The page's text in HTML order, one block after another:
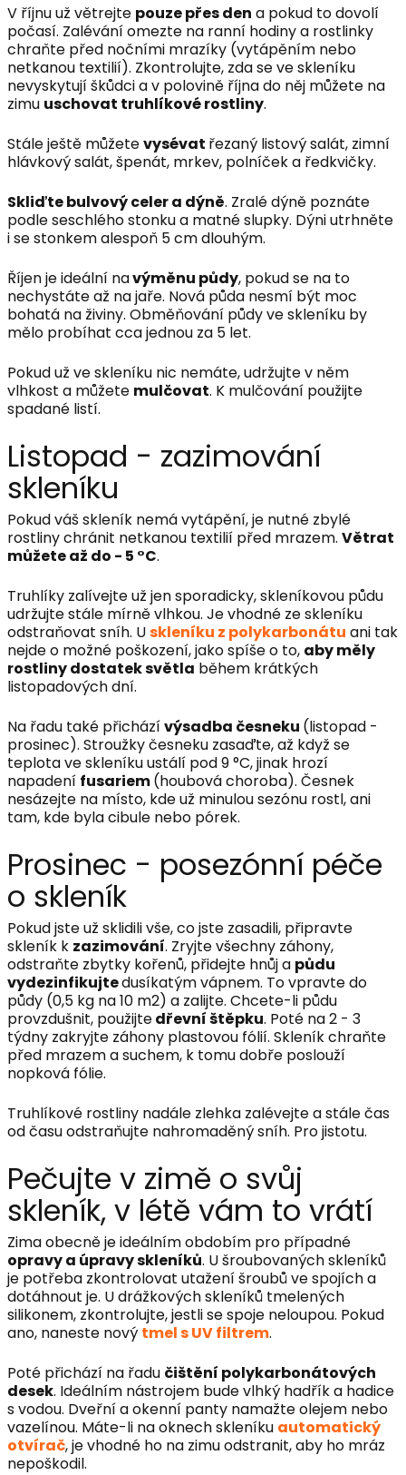
V říjnu už větrejte pouze přes den a pokud to dovolí
počasí. Zalévání omezte na ranní hodiny a rostlinky
chraňte před nočními mrazíky (vytápěním nebo
netkanou textilií). Zkontrolujte, zda se ve skleníku
nevyskytují škůdci a v polovině října do něj můžete na
zimu uschovat truhlíkové rostliny.
Stále ještě můžetevysévat řezaný listový salát, zimní
hlávkový salát, špenát, mrkev, polníček a ředkvičky.
Skliďte bulvový celer a dýně. Zralé dýně poznáte
podle seschlého stonku a matné slupky. Dýni utrhněte
i se stonkem alespoň 5 cm dlouhým.
Říjen je ideální navýměnu půdy, pokud se na to
nechystáte až na jaře. Nová půda nesmí být moc
bohatá na živiny. Obměňování půdy ve skleníku by
mělo probíhat cca jednou za 5 let.
Pokud už ve skleníku nic nemáte, udržujte v něm
vlhkost a můžete mulčovat. K mulčování použijte
spadané listí.
Listopad - zazimování
skleníku
Pokud váš skleník nemá vytápění, je nutné zbylé
rostliny chránit netkanou textilií před mrazem. Větrat
můžete až do - 5 °C.
Truhlíky zalívejte už jen sporadicky, skleníkovou půdu
udržujte stále mírně vlhkou. Je vhodné ze skleníku
odstraňovat sníh. Uskleníku z polykarbonátu ani tak
nejde o možné poškození, jako spíše o to, aby měly
rostliny dostatek světla během krátkých
listopadových dní.
Na řadu také přicházívýsadba česneku (listopad -
prosinec). Stroužky česneku zasaďte, až když se
teplota ve skleníku ustálí pod 9 °C, jinak hrozí
napadení fusariem(houbová choroba). Česnek
nesázejte na místo, kde už minulou sezónu rostl, ani
tam, kde byla cibule nebo pórek.
Prosinec - posezónní péče
o skleník
Pokud jste už sklidili vše, co jste zasadili, připravte
skleník k zazimování. Zryjte všechny záhony,
odstraňte zbytky kořenů, přidejte hnůj a půdu
vydezinfikujtedusíkatým vápnem. To vpravte do
půdy (0,5 kg na 10 m2) a zalijte. Chcete-li půdu
provzdušnit, použijtedřevní štěpku. Poté na 2 - 3
týdny zakryjte záhony plastovou fólií. Skleník chraňte
před mrazem a suchem, k tomu dobře poslouží
nopková fólie.
Truhlíkové rostliny nadále zlehka zalévejte a stále čas
od času odstraňujte nahromaděný sníh. Pro jistotu.
Pečujte v zimě o svůj
skleník, v létě vám to vrátí
Zima obecně je ideálním obdobím pro případné
opravy a úpravy skleníků. U šroubovaných skleníků
je potřeba zkontrolovat utažení šroubů ve spojích a
dotáhnout je. U drážkových skleníků tmelených
silikonem, zkontrolujte, jestli se spoje neloupou. Pokud
ano, naneste nový tmel s UV filtrem.
Poté přichází na řadu čištění polykarbonátových
desek. Ideálním nástrojem bude vlhký hadřík a hadice
s vodou. Dveřní a okenní panty namažte olejem nebo
vazelínou. Máte-li na oknech skleníku automatický
otvírač, je vhodné ho na zimu odstranit, aby ho mráz
nepoškodil.
Potřebuji pomoct
Odeslat
Powered by chaterimo